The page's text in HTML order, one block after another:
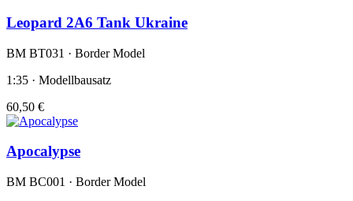
Leopard 2A6 Tank Ukraine
BM BT031 · Border Model
1:35 · Modellbausatz
60,50 €
Apocalypse
BM BC001 · Border Model